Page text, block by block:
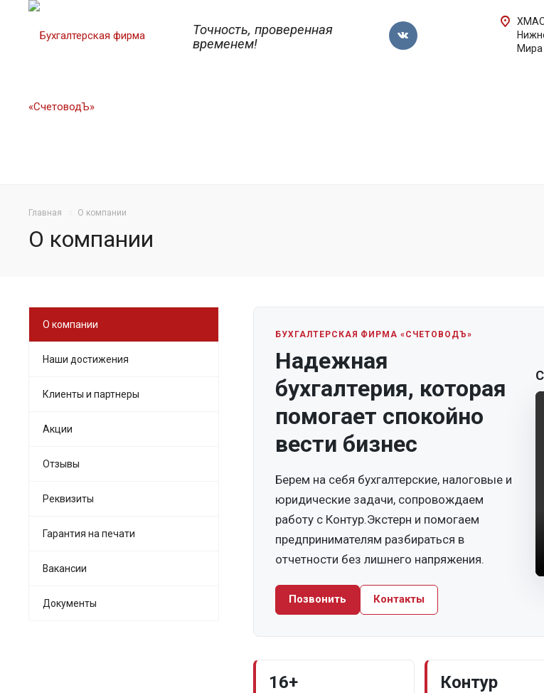
Точность, проверенная
временем!
Мира
Главная О компании
О компании
БУХГАЛТЕРСКАЯ ФИРМА «СЧЕТОВОДЪ»
Надежная
бухгалтерия, которая
помогает спокойно
вести бизнес
Берем на себя бухгалтерские, налоговые и
юридические задачи, сопровождаем
работу с Контур.Экстерн и помогаем
предпринимателям разбираться в
отчетности без лишнего напряжения.
Позвонить Контакты
16+ Контур
О компании
Наши достижения
Клиенты и партнеры
Акции
Отзывы
Реквизиты
Гарантия на печати
Вакансии
Документы